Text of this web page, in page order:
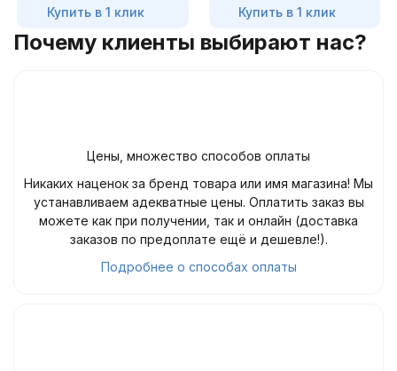
Купить в 1 клик Купить в 1 клик
Почему клиенты выбирают нас?
Цены, множество способов оплаты
Никаких наценок за бренд товара или имя магазина! Мы
устанавливаем адекватные цены. Оплатить заказ вы
можете как при получении, так и онлайн (доставка
заказов по предоплате ещё и дешевле!).
Подробнее о способах оплаты